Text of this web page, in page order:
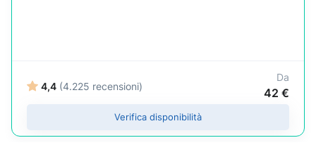
4,4 (4.225 recensioni)
Da
42 €
Verifica disponibilità